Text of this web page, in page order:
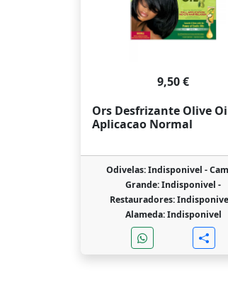
9,50 €
Ors Desfrizante Olive
Aplicacao Normal
Odivelas: Indisponivel -
Grande: Indisponivel -
Restauradores:
Alameda: Indisponivel